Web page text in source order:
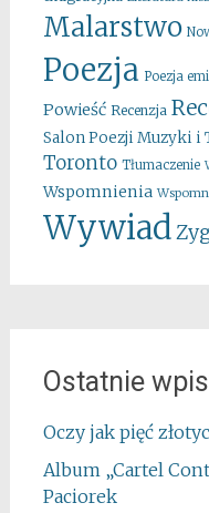
Malarstwo
Poezja Poezja
Powieść Recenzja
Salon Poezji Muzyki i
Toronto Tłumaczenie
Wspomnienia
Wywiad
Ostatnie
Oczy jak pięć
Album „Cartel
Paciorek